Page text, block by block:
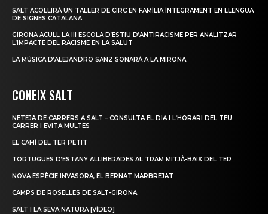
SALT ACOLLIRÀ UN TALLER DE CIRC EN FAMÍLIA ÍNTEGRAMENT EN LLENGUA
DE SIGNES CATALANA
GIRONA ACULL LA III ESCOLA D’ESTIU D’ANTIRACISME PER ANALITZAR
L’IMPACTE DEL RACISME EN LA SALUT
LA MÚSICA D’ALEJANDRO SANZ SONARÀ A LA MIRONA
CONEIX SALT
NETEJA DE CARRERS A SALT – CONSULTA EL DIA I L’HORARI DEL TEU
CARRER I EVITA MULTES
EL CAMÍ DEL TER PETIT
TORTUGUES D’ESTANY ALLIBERADES AL TRAM MITJÀ-BAIX DEL TER
NOVA ESPÈCIE INVASORA, EL BERNAT MARBREJAT
CAMPS DE ROSELLES DE SALT-GIRONA
SALT I LA SEVA NATURA [VÍDEO]